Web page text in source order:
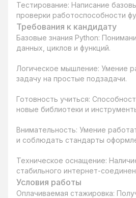
Тестирование: Написание
проверки работоспособности
Требования к кандидату
Базовые знания Python:
данных, циклов и функций.
Логическое мышление: Умение
задачу на простые подзадачи.
Готовность учиться:
новые библиотеки и
Внимательность: Умение
и соблюдать стандарты
Техническое оснащение:
стабильного интернет-
Условия работы
Оплачиваемая стажировка: